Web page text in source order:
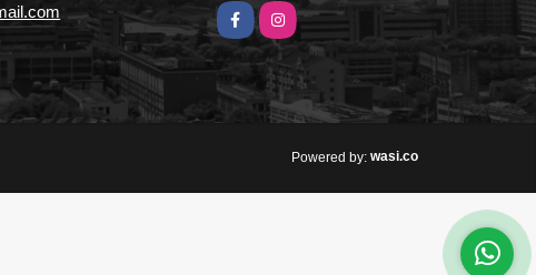
FacebookInstagram
Powered by: wasi.co